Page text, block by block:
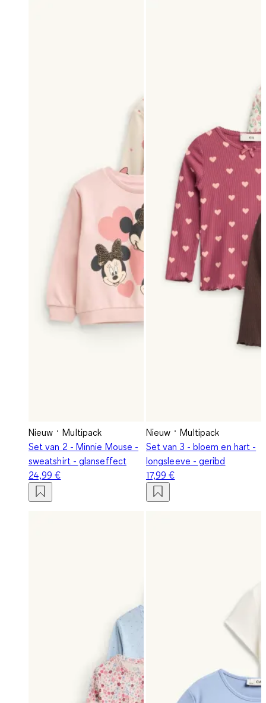
Nieuw
Multipack
Set van 2 - Minnie Mouse -
sweatshirt - glanseffect
24,99 €
Nieuw
Multipack
Set van 3 - bloem en hart -
longsleeve - geribd
17,99 €